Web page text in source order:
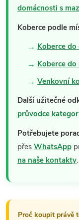
domácnosti s
Koberce podle
Koberce
Koberce
Venkovní
Další užitečné
průvodce
Potřebujete
přes WhatsApp
na naše kontakty.
Proč koupit právě